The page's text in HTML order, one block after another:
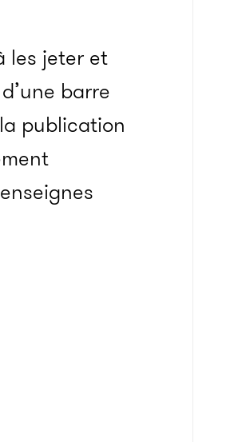
les jeter et
barre
publication